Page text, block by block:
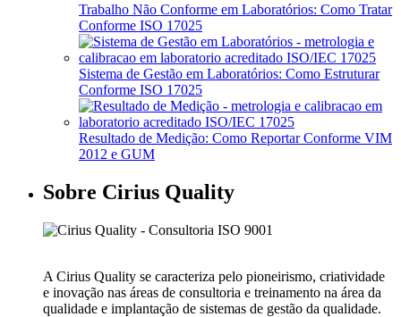
Trabalho Não Conforme em Laboratórios: Como Tratar
Conforme ISO 17025
Sistema de Gestão em Laboratórios: Como Estruturar
Conforme ISO 17025
Resultado de Medição: Como Reportar Conforme VIM
2012 e GUM
Sobre Cirius Quality
A Cirius Quality se caracteriza pelo pioneirismo, criatividade
e inovação nas áreas de consultoria e treinamento na área da
qualidade e implantação de sistemas de gestão da qualidade.